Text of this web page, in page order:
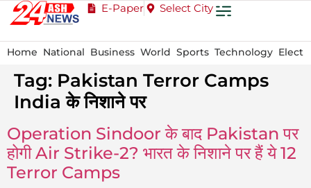
E-Paper Select City
Home National Business World Sports Technology
Tag: Pakistan Terror Camps
India के निशाने पर
Operation Sindoor के बाद Pakistan पर
होगी Air Strike-2? भारत के निशाने पर हैं ये 12
Terror Camps